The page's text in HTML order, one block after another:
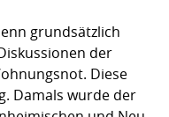
grundsätzlich
der
Diese
Damals wurde der